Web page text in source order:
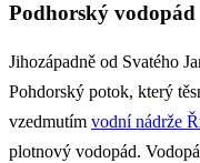
Podhorský vodopád
Jihozápadně od Svatého
Pohdorský potok, který
vzedmutím vodní nádrže
plotnový vodopád.